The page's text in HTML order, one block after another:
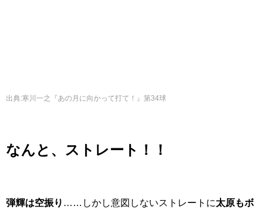
出典:寒川一之『あの月に向かって打て！』第34球
なんと、ストレート！！
弾輝は空振り ……しかし意図しないストレートに太原もボ